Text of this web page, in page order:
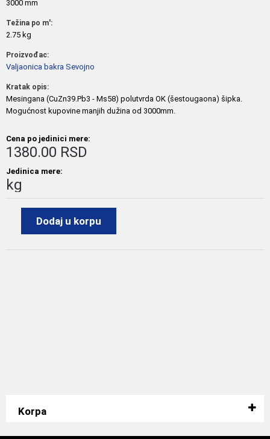
3000 mm
Težina po m':
2.75 kg
Proizvođac:
Valjaonica bakra Sevojno
Kratak opis:
Mesingana (CuZn39.Pb3 - Ms58) polutvrda OK (šestougaona) šipka.
Mogućnost kupovine manjih dužina od 3000mm.
Cena po jedinici mere:
1380.00 RSD
Jedinica mere:
kg
Dodaj u korpu
Korpa